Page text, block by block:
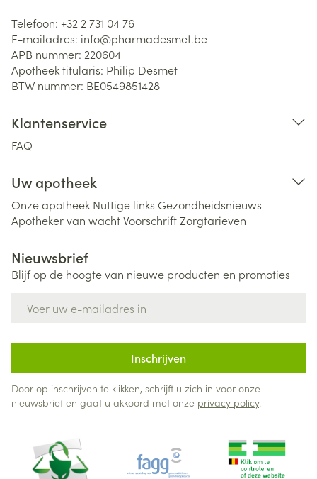
Telefoon: +32 2 731 04 76
E-mailadres: info@pharmadesmet.be
APB nummer: 220604
Apotheek titularis: Philip Desmet
BTW nummer: BE0549851428
Klantenservice
FAQ
Uw apotheek
Onze apotheek Nuttige links Gezondheidsnieuws
Apotheker van wachtVoorschriftZorgtarieven
Nieuwsbrief
Blijf op de hoogte van nieuwe producten en promoties
Inschrijven
Door op inschrijven te klikken, schrijft u zich in voor onze
nieuwsbrief en gaat u akkoord met onze privacy policy.